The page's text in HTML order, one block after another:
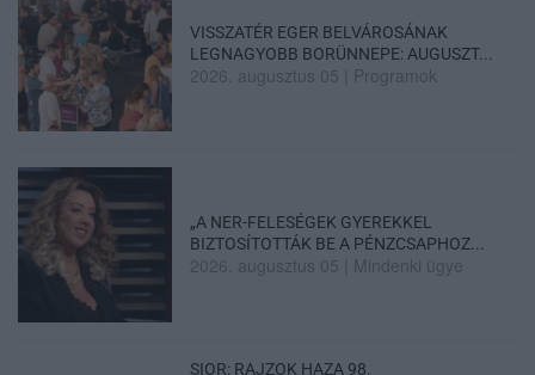
VISSZATÉR EGER BELVÁROSÁNAK
LEGNAGYOBB BORÜNNEPE: AUGUSZT...
2026. augusztus 05 Programok
„A NER-FELESÉGEK GYEREKKEL
BIZTOSÍTOTTÁK BE A PÉNZCSAPHOZ...
2026. augusztus 05 Mindenki ügye
SIOR: RAJZOK HAZA 98.